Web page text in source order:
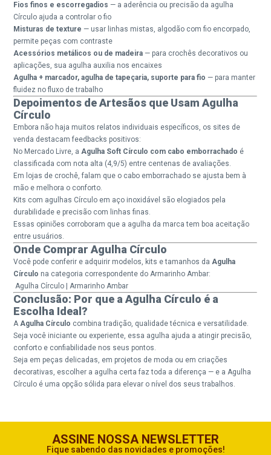
Fios finos e escorregadios — a aderência ou precisão da agulha
Círculo ajuda a controlar o fio
Misturas de texture — usar linhas mistas, algodão com fio encorpado,
permite peças com contraste
Acessórios metálicos ou de madeira — para crochês decorativos ou
aplicações, sua agulha auxilia nos encaixes
Agulha + marcador, agulha de tapeçaria, suporte para fio — para manter
fluidez no fluxo de trabalho
Depoimentos de Artesãos que Usam Agulha
Círculo
Embora não haja muitos relatos individuais específicos, os sites de
venda destacam feedbacks positivos:
No Mercado Livre, aAgulha Soft Círculo com cabo emborrachado é
classificada com nota alta (4,9/5) entre centenas de avaliações.
Em lojas de crochê, falam que o cabo emborrachado se ajusta bem à
mão e melhora o conforto.
Kits com agulhas Círculo em aço inoxidável são elogiados pela
durabilidade e precisão com linhas finas.
Essas opiniões corroboram que a agulha da marca tem boa aceitação
entre usuários.
Onde Comprar Agulha Círculo
Você pode conferir e adquirir modelos, kits e tamanhos daAgulha
Círculo na categoria correspondente do Armarinho Ambar:
Agulha Círculo | Armarinho Ambar
Conclusão: Por que a Agulha Círculo é a
Escolha Ideal?
AAgulha Círculo combina tradição, qualidade técnica e versatilidade.
Seja você iniciante ou experiente, essa agulha ajuda a atingir precisão,
conforto e confiabilidade nos seus pontos.
Seja em peças delicadas, em projetos de moda ou em criações
decorativas, escolher a agulha certa faz toda a diferença — e a Agulha
Círculo é uma opção sólida para elevar o nível dos seus trabalhos.
ASSINE NOSSA NEWSLETTER
Fique sabendo das novidades e promoções!